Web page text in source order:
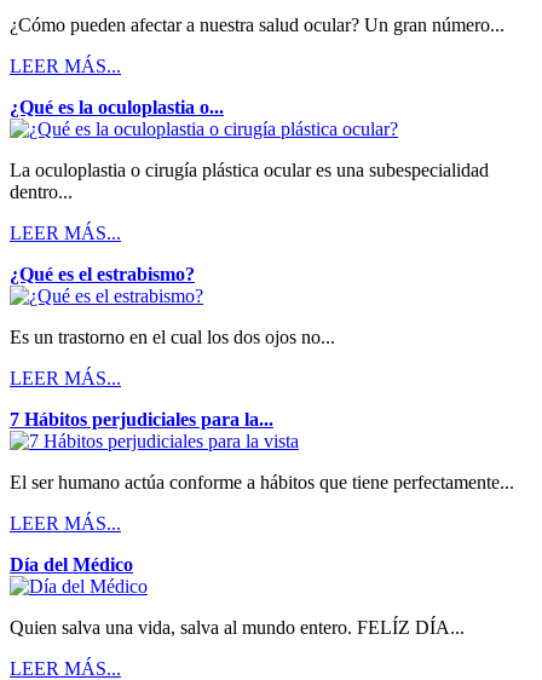
¿Cómo pueden afectar a nuestra salud ocular? Un gran número...
LEER MÁS...
¿Qué es la oculoplastia o...
La oculoplastia o cirugía plástica ocular es una subespecialidad
dentro...
LEER MÁS...
¿Qué es el estrabismo?
Es un trastorno en el cual los dos ojos no...
LEER MÁS...
7 Hábitos perjudiciales para la...
El ser humano actúa conforme a hábitos que tiene perfectamente...
LEER MÁS...
Día del Médico
Quien salva una vida, salva al mundo entero. FELÍZ DÍA...
LEER MÁS...